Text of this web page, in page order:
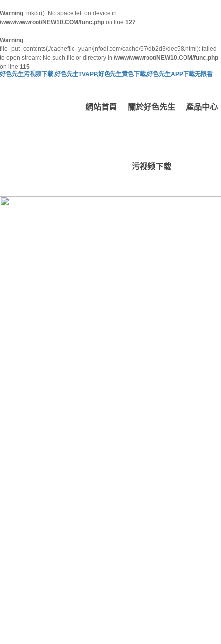
Warning: mkdir(): No space left on device in
/www/wwwroot/NEW10.COM/func.php on line 127
Warning:
file_put_contents(./cachefile_yuan/jnfodi.com/cache/57/db2d3/dec58.html): failed
to open stream: No such file or directory in /www/wwwroot/NEW10.COM/func.php
on line 115
好色先生污视频下载,好色先生TVAPP,好色先生黄色下载,好色先生APP下载无限看
網站首頁 關於好色先生
污视频下载
產品中心